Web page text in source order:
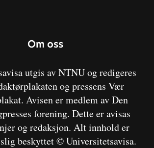
Om oss
utgis av NTNU og redigeres
og pressens Vær
Avisen er medlem av Den
forening. Dette er avisas
og redaksjon. Alt innhold er
beskyttet © Universitetsavisa.